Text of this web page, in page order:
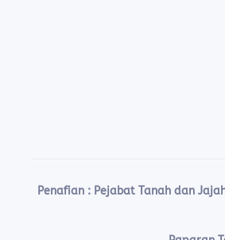
Penafian : Pejabat Tanah dan